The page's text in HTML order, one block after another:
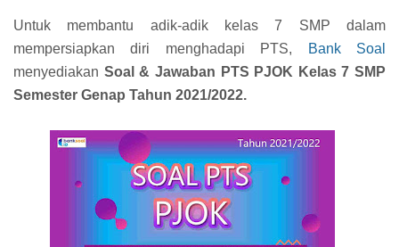
Untuk membantu adik-adik kelas 7 SMP dalam
mempersiapkan diri menghadapi PTS,
Bank Soal
menyediakan Soal & Jawaban PTS PJOK Kelas 7 SMP
Semester Genap Tahun 2021/2022.